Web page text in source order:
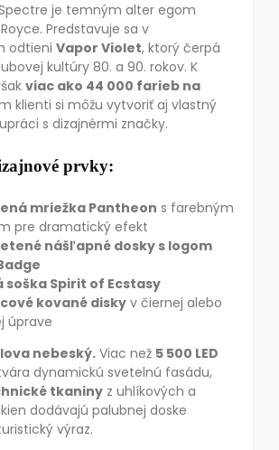
je temným alter egom
Predstavuje sa v
odtieni Vapor Violet, ktorý čerpá
kultúry 80. a 90. rokov. K
viac ako 44 000 farieb na
klienti si môžu vytvoriť aj vlastný
s dizajnérmi značky.
prvky:
mriežka Pantheon s farebným
pre dramatický efekt
nášľapné dosky s logom
soška Spirit of Ecstasy
kované disky v čiernej alebo
úprave
nebeský. Viac než 5 500 LED
dynamickú svetelnú fasádu,
tkaniny z uhlíkových a
dodávajú palubnej doske
výraz.